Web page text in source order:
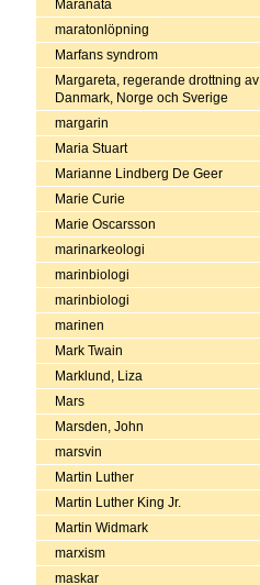
Maranata
maratonlöpning
Marfans syndrom
Margareta, regerande drottning av
Danmark, Norge och Sverige
margarin
Maria Stuart
Marianne Lindberg De Geer
Marie Curie
Marie Oscarsson
marinarkeologi
marinbiologi
marinbiologi
marinen
Mark Twain
Marklund, Liza
Mars
Marsden, John
marsvin
Martin Luther
Martin Luther King Jr.
Martin Widmark
marxism
maskar